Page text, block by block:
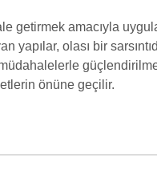
getirmek amacıyla
olası bir
önüne geçilir.